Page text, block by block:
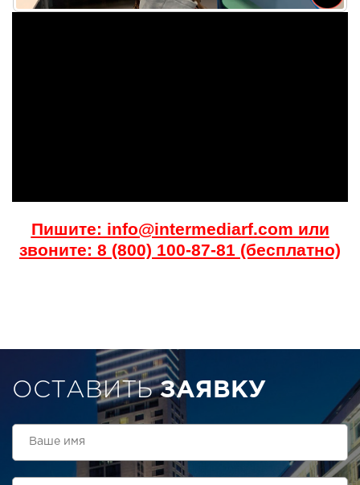
Пишите: info@intermediarf.com или
звоните: 8 (800) 100-87-81 (бесплатно)
ОСТАВИТЬЗАЯВКУ